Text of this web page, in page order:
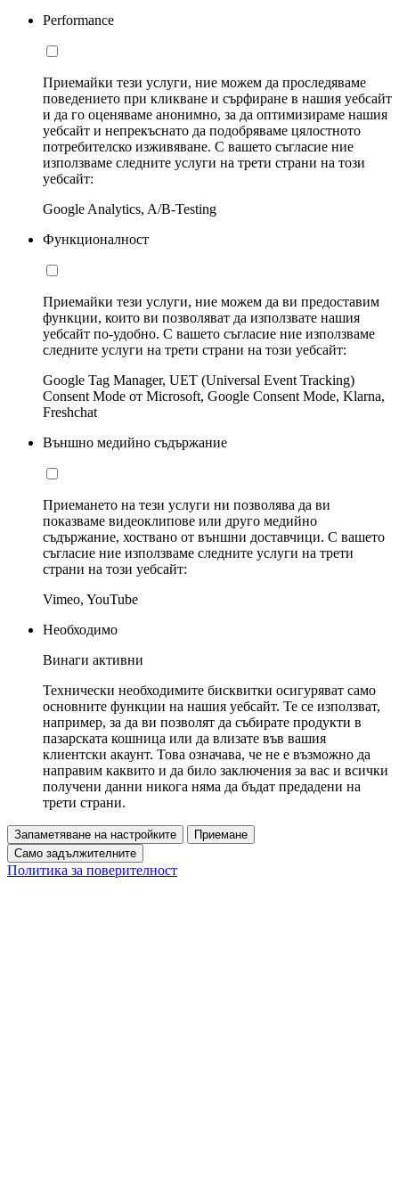
Performance
Приемайки тези услуги, ние можем да проследяваме
поведението при кликване и сърфиране в нашия уебсайт
и да го оценяваме анонимно, за да оптимизираме нашия
уебсайт и непрекъснато да подобряваме цялостното
потребителско изживяване. С вашето съгласие ние
използваме следните услуги на трети страни на този
уебсайт:
Google Analytics, A/B-Testing
Функционалност
Приемайки тези услуги, ние можем да ви предоставим
функции, които ви позволяват да използвате нашия
уебсайт по-удобно. С вашето съгласие ние използваме
следните услуги на трети страни на този уебсайт:
Google Tag Manager, UET (Universal Event Tracking)
Consent Mode от Microsoft, Google Consent Mode, Klarna,
Freshchat
Външно медийно съдържание
Приемането на тези услуги ни позволява да ви
показваме видеоклипове или друго медийно
съдържание, хоствано от външни доставчици. С вашето
съгласие ние използваме следните услуги на трети
страни на този уебсайт:
Vimeo, YouTube
Необходимо
Винаги активни
Технически необходимите бисквитки осигуряват само
основните функции на нашия уебсайт. Те се използват,
например, за да ви позволят да събирате продукти в
пазарската кошница или да влизате във вашия
клиентски акаунт. Това означава, че не е възможно да
направим каквито и да било заключения за вас и всички
получени данни никога няма да бъдат предадени на
трети страни.
Запаметяване на настройките
Приемане
Само задължителните
Политика за поверителност